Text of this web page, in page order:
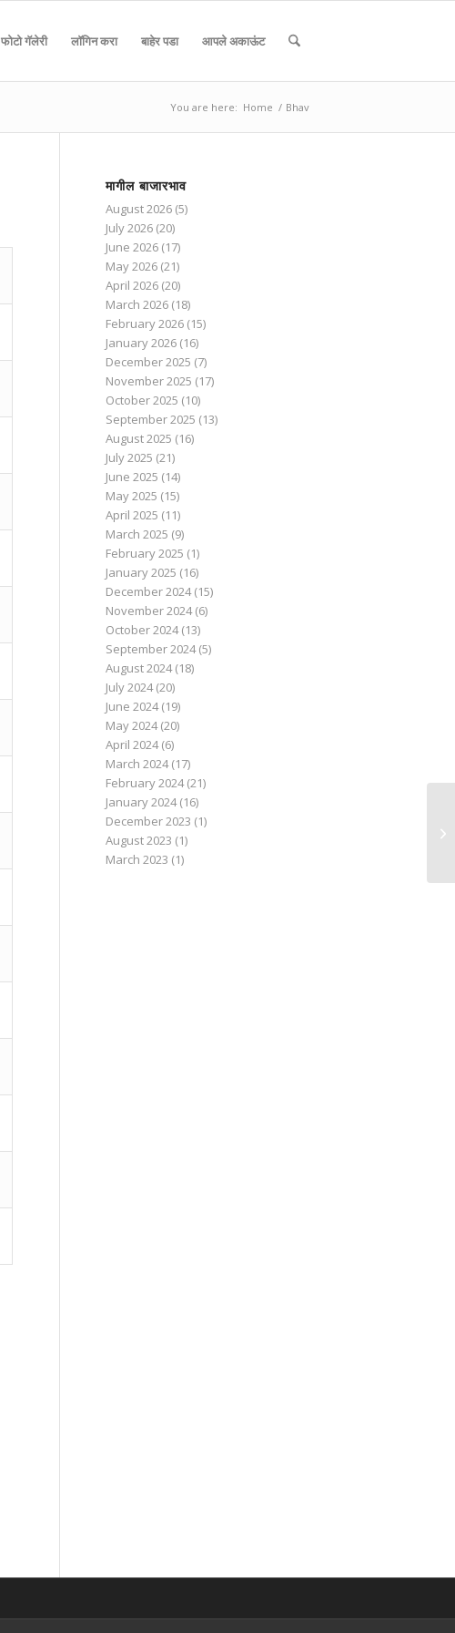
फोटो गॅलेरी लॉगिन करा बाहेर पडा आपले अकाऊंट
You are here: Home / Bhav
मागील बाजारभाव
August 2026(5)
July 2026(20)
June 2026(17)
May 2026(21)
April 2026(20)
March 2026(18)
February 2026(15)
January 2026(16)
December 2025 (7)
November 2025 (17)
October 2025 (10)
September 2025 (13)
August 2025 (16)
July 2025 (21)
June 2025 (14)
May 2025 (15)
April 2025 (11)
March 2025 (9)
February 2025 (1)
January 2025 (16)
December 2024(15)
November 2024(6)
October 2024(13)
September 2024(5)
August 2024(18)
July 2024(20)
June 2024(19)
May 2024(20)
April 2024(6)
March 2024(17)
February 2024(21)
January 2024(16)
December 2023 (1)
August 2023 (1)
March 2023 (1)